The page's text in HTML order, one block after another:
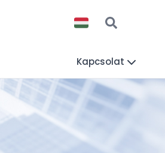
Kapcsolat